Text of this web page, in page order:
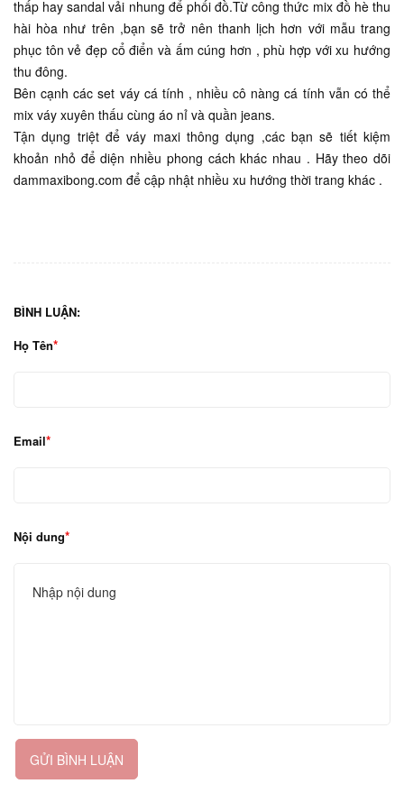
thấp hay sandal vải nhung để phối đồ.Từ công thức mix đồ hè thu
hài hòa như trên ,bạn sẽ trở nên thanh lịch hơn với mẫu trang
phục tôn vẻ đẹp cổ điển và ấm cúng hơn , phù hợp với xu hướng
thu đông.
Bên cạnh các set váy cá tính , nhiều cô nàng cá tính vẫn có thể
mix váy xuyên thấu cùng áo nỉ và quần jeans.
Tận dụng triệt để váy maxi thông dụng ,các bạn sẽ tiết kiệm
khoản nhỏ để diện nhiều phong cách khác nhau . Hãy theo dõi
dammaxibong.com để cập nhật nhiều xu hướng thời trang khác .
BÌNH LUẬN:
Họ Tên
Email
Nội dung
GỬI BÌNH LUẬN